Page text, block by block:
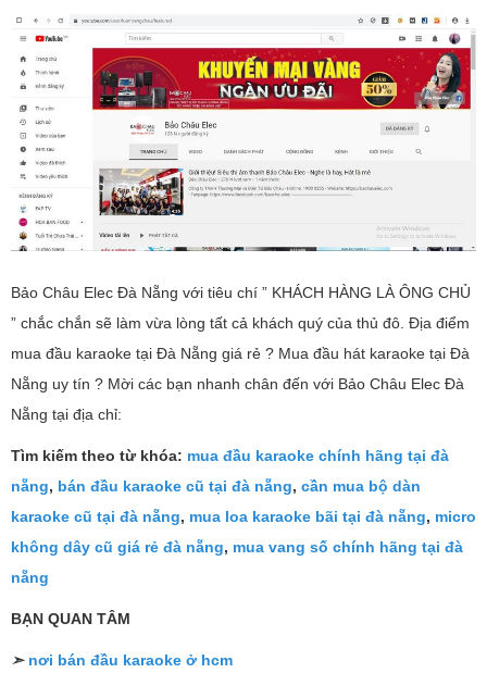
Bảo Châu Elec Đà Nẵng với tiêu chí ” KHÁCH HÀNG LÀ ÔNG CHỦ
” chắc chắn sẽ làm vừa lòng tất cả khách quý của thủ đô. Địa điểm
mua đầu karaoke tại Đà Nẵng giá rẻ ? Mua đầu hát karaoke tại Đà
Nẵng uy tín ? Mời các bạn nhanh chân đến với Bảo Châu Elec Đà
Nẵng tại địa chỉ:
Tìm kiếm theo từ khóa: mua đầu karaoke chính hãng tại đà
nẵng, bán đầu karaoke cũ tại đà nẵng, cần mua bộ dàn
karaoke cũ tại đà nẵng, mua loa karaoke bãi tại đà nẵng, micro
không dây cũ giá rẻ đà nẵng, mua vang số chính hãng tại đà
nẵng
BẠN QUAN TÂM
➣ nơi bán đầu karaoke ở hcm